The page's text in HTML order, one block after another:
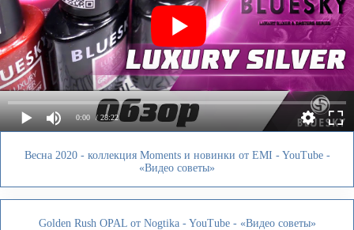
0:00 / 28:22
Весна 2020 - коллекция Moments и новинки от EMI - YouTube -
«Видео советы»
Golden Rush OPAL от Nogtika - YouTube - «Видео советы»